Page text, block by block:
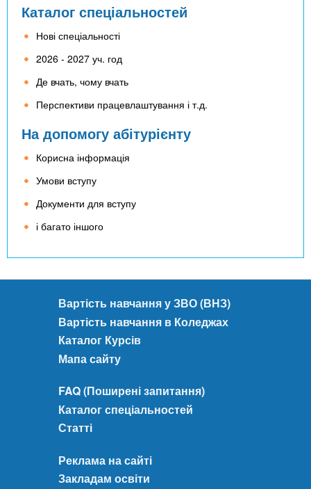
Каталог спеціальностей
Нові спеціальності
2026 - 2027 уч. год
Де вчать, чому вчать
Перспективи працевлаштування і т.д.
На допомогу абітурієнту
Корисна інформація
Умови вступу
Документи для вступу
і багато іншого
Вартість навчання у ЗВО (ВНЗ)
Вартість навчання в Коледжах
Каталог Курсів
Мапа сайту
FAQ (Поширені запитання)
Каталог спеціальностей
Статті
Реклама на сайті
Закладам освіти